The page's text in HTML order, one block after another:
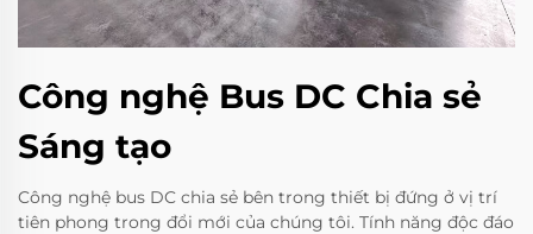
Công nghệ Bus DC Chia sẻ
Sáng tạo
Công nghệ bus DC chia sẻ bên trong thiết bị đứng ở vị trí
tiên phong trong đổi mới của chúng tôi. Tính năng độc đáo